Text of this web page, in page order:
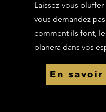
Laissez-vous bluffer
vous demandez pas
comment ils font, le
planera dans vos